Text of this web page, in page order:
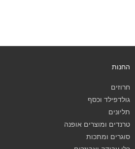
החנות
חרוזים
גולדפילד וכסף
תליונים
טרנדים ומוצרים אופנה
סוגרים ומתכות